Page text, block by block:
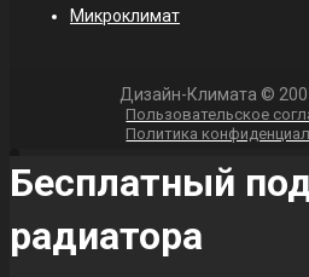
Микроклимат
Дизайн-Климата ©
Пользовательское
Политика
Бесплатный
радиатора